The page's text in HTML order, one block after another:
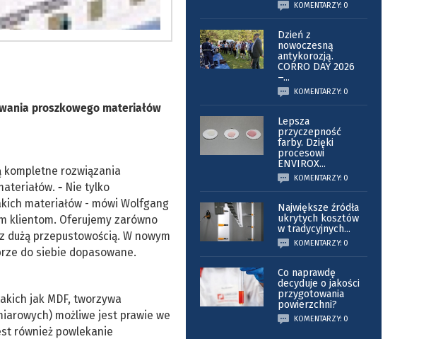
proszkowego materiałów
kompletne rozwiązania
- Nie tylko
materiałów - mówi Wolfgang
klientom. Oferujemy zarówno
przepustowością. W nowym
do siebie dopasowane.
jak MDF, tworzywa
możliwe jest prawie we
również powlekanie
KOMENTARZY: 0
Dzień z
nowoczesną
antykorozją.
CORRO DAY 2026
–...
KOMENTARZY: 0
Lepsza
przyczepność
farby. Dzięki
procesowi
ENVIROX...
KOMENTARZY: 0
Największe źródła
ukrytych kosztów
w tradycyjnych...
KOMENTARZY: 0
Co naprawdę
decyduje o jakości
przygotowania
powierzchni?
KOMENTARZY: 0